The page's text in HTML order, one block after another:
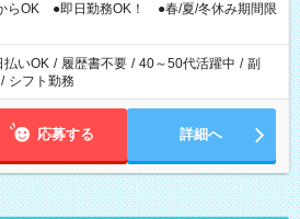
らOK ●即日勤務OK！ ●春/夏/冬休み期間限
払いOK / 履歴書不要 / 40～50代活躍中 / 副
/ シフト勤務
応募する 詳細へ